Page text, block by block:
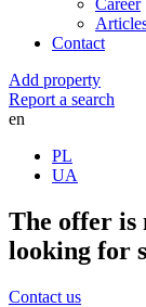
Career
Contact
Add property
Report a search
en
PL
UA
The offer is
looking for
Contact us